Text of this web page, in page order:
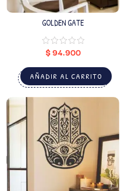
GOLDEN GATE
$94.900
AÑADIR AL CARRITO